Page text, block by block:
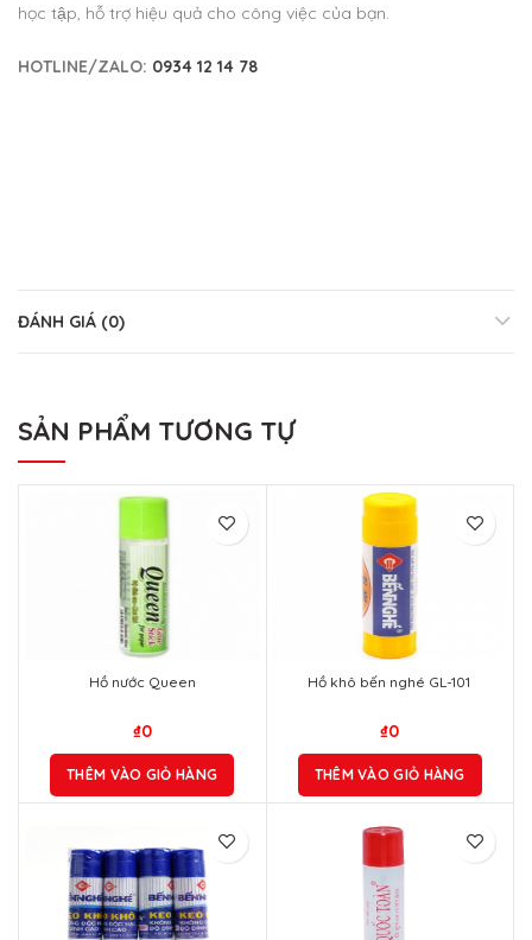
học tập, hỗ trợ hiệu quả cho công việc của bạn.
HOTLINE/ZALO: 0934 12 14 78
ĐÁNH GIÁ (0)
SẢN PHẨM TƯƠNG TỰ
Hồ nước Queen
₫0
THÊM VÀO GIỎ HÀNG
Hồ khô bến nghé GL-101
₫0
THÊM VÀO GIỎ HÀNG